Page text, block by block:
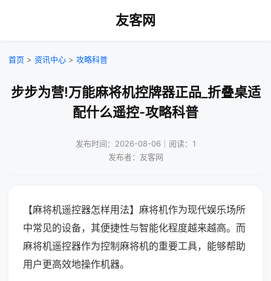
友客网
首页 > 资讯中心 > 攻略科普
步步为营!万能麻将机控牌器正品_折叠桌适
配什么遥控-攻略科普
发布时间：2026-08-06｜阅读：1
发布者：友客网
【麻将机遥控器怎样用法】麻将机作为现代娱乐场所
中常见的设备，其便捷性与智能化程度越来越高。而
麻将机遥控器作为控制麻将机的重要工具，能够帮助
用户更高效地操作机器。